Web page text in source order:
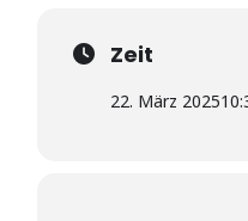
Zeit
22. März 2025